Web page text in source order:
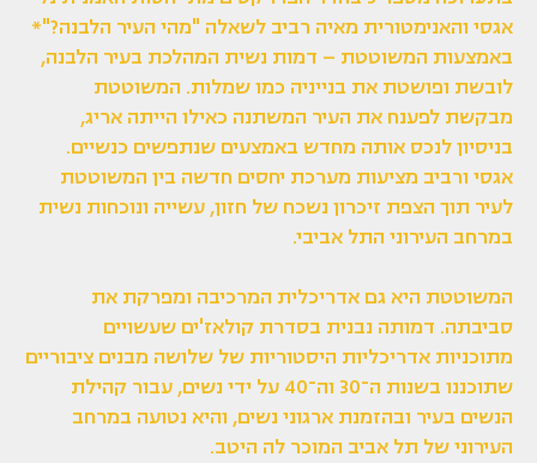
אגסי והאנימטורית מאיה רביב לשאלה "מהי העיר הלבנה?"*
באמצעות המשוטטת – דמות נשית המהלכת בעיר הלבנה,
לובשת ופושטת את בנייניה כמו שמלות. המשוטטת
מבקשת לפענח את העיר המשתנה כאילו הייתה אריג,
בניסיון לנכס אותה מחדש באמצעים שנתפשים כנשיים.
אגסי ורביב מציעות מערכת יחסים חדשה בין המשוטטת
לעיר תוך הצפת זיכרון נשכח של חזון, עשייה ונוכחות נשית
במרחב העירוני התל אביבי.
המשוטטת היא גם אדריכלית המרכיבה ומפרקת את
סביבתה. דמותה נבנית בסדרת קולאז'ים שעשויים
מתוכניות אדריכליות היסטוריות של שלושה מבנים ציבוריים
שתוכננו בשנות ה־30 וה־40 על ידי נשים, עבור קהילת
הנשים בעיר ובהזמנת ארגוני נשים, והיא נטועה במרחב
העירוני של תל אביב המוכר לה היטב.